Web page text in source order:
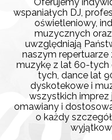
Oferujemy
wspaniałych DJ,
oświetleniowy,
muzycznych
uwzględniają
naszym repertuarze
muzykę z lat 60-
tych, dance lat
dyskotekowe i
wszystkich imprez
omawiany i
o każdy